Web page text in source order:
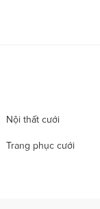
Nội thất cưới
Trang phục cưới